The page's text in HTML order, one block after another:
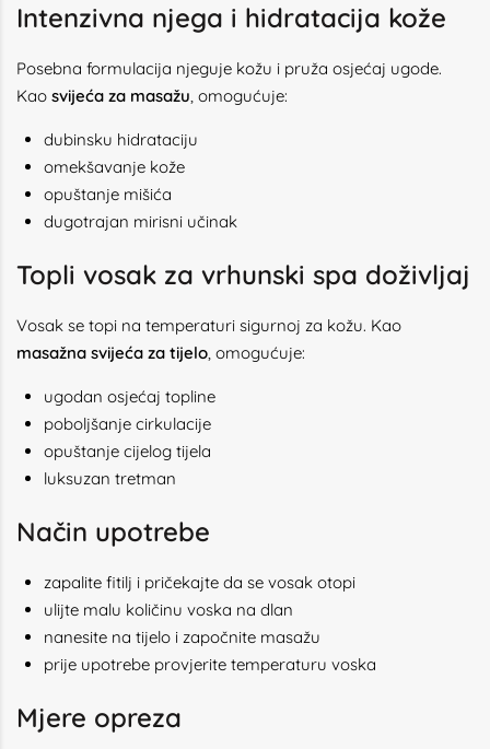
Intenzivna njega i hidratacija kože
Posebna formulacija njeguje kožu i pruža osjećaj ugode.
Kao svijeća za masažu, omogućuje:
dubinsku hidrataciju
omekšavanje kože
opuštanje mišića
dugotrajan mirisni učinak
Topli vosak za vrhunski spa doživljaj
Vosak se topi na temperaturi sigurnoj za kožu. Kao
masažna svijeća za tijelo, omogućuje:
ugodan osjećaj topline
poboljšanje cirkulacije
opuštanje cijelog tijela
luksuzan tretman
Način upotrebe
zapalite fitilj i pričekajte da se vosak otopi
ulijte malu količinu voska na dlan
nanesite na tijelo i započnite masažu
prije upotrebe provjerite temperaturu voska
Mjere opreza